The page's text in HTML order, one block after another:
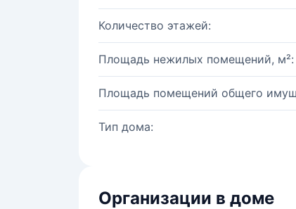
Количество этажей:
Площадь нежилых помещений, м²:
Площадь помещений общего
Тип дома:
Организации в доме